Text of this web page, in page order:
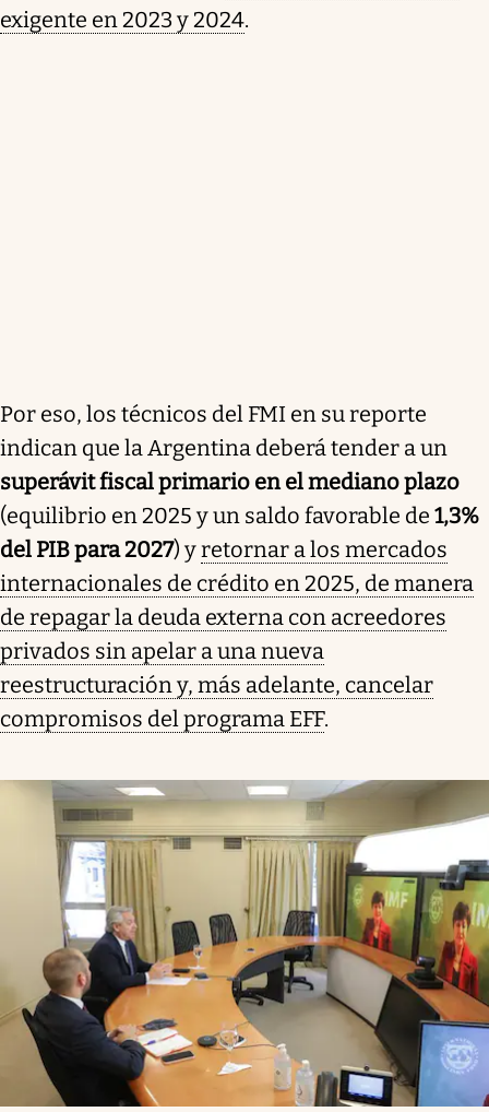
exigente en 2023 y 2024.
Por eso, los técnicos del FMI en su reporte
indican que la Argentina deberá tender a un
superávit fiscal primario en el mediano plazo
(equilibrio en 2025 y un saldo favorable de 1,3%
del PIB para 2027) yretornar a los mercados
internacionales de crédito en 2025, de manera
de repagar la deuda externa con acreedores
privados sin apelar a una nueva
reestructuración y, más adelante, cancelar
compromisos del programa EFF.